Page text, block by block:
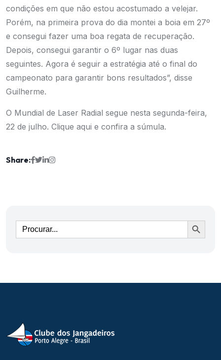
condições em que não estou acostumado a velejar.
Porém, na primeira prova do dia montei a boia em 27º
e consegui fazer uma boa regata de recuperação.
Depois, consegui garantir o 6º lugar nas duas
seguintes. Agora é seguir a estratégia até o final do
campeonato para garantir bons resultados”, disse
Guilherme.
O Mundial de Laser Radial segue nesta segunda-feira,
22 de julho. Clique aqui e confira a súmula.
Share:
Ir